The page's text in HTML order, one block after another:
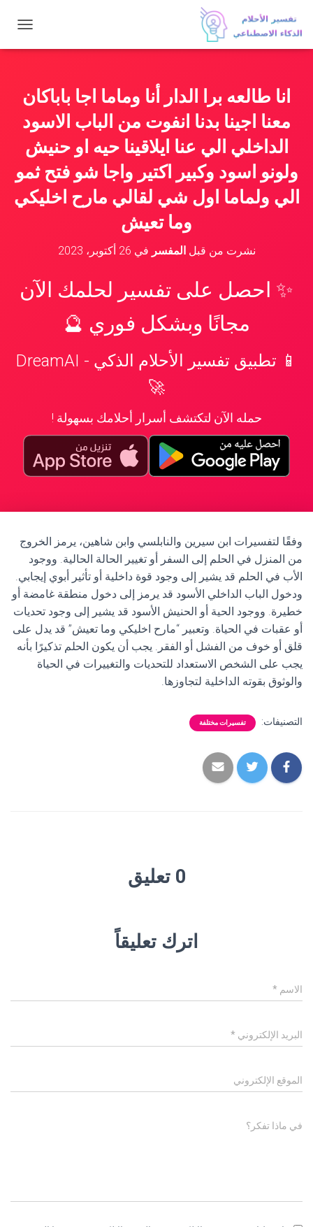
ب
ا
ت
انا طالعه برا الدار أنا وماما اجا باباكان
معنا اجينا بدنا انفوت من الباب الاسود
الداخلي الي عنا ايلاقينا حيه او حنيش
ولونو اسود وكبير اكتير واجا شو فتح ثمو
الي ولماما اول شي لقالي مارح اخليكي
وما تعيش
نشرت من قبلالمفسر في 26 أكتوبر، 2023
✨ احصل على تفسير لحلمك الآن
مجانًا وبشكل فوري 🔮
📱 تطبيق تفسير الأحلام الذكي - DreamAI
🚀
حمله الآن لتكتشف أسرار أحلامك بسهولة !
وفقًا لتفسيرات ابن سيرين والنابلسي وابن شاهين، يرمز الخروج
من المنزل في الحلم إلى السفر أو تغيير الحالة الحالية. ووجود
الأب في الحلم قد يشير إلى وجود قوة داخلية أو تأثير أبوي إيجابي.
ودخول الباب الداخلي الأسود قد يرمز إلى دخول منطقة غامضة أو
خطيرة. ووجود الحية أو الحنيش الأسود قد يشير إلى وجود تحديات
أو عقبات في الحياة. وتعبير “مارح اخليكي وما تعيش” قد يدل على
قلق أو خوف من الفشل أو الفقر. يجب أن يكون الحلم تذكيرًا بأنه
يجب على الشخص الاستعداد للتحديات والتغييرات في الحياة
والوثوق بقوته الداخلية لتجاوزها.
التصنيفات: تفسيرات مختلفة
0 تعليق
اترك تعليقاً
الاسم *
البريد الإلكتروني *
الموقع الإلكتروني
في ماذا تفكر؟